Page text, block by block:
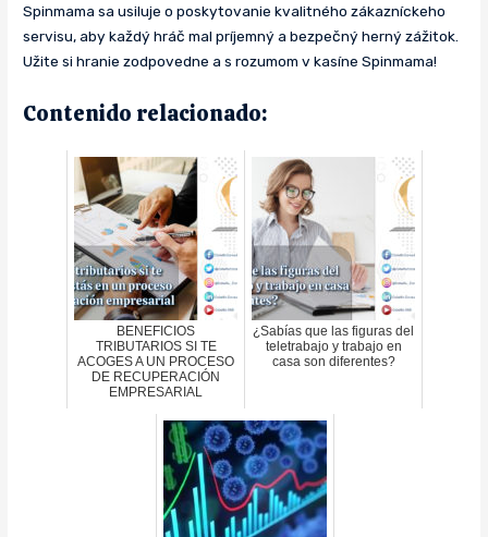
Spinmama sa usiluje o poskytovanie kvalitného zákazníckeho
servisu, aby každý hráč mal príjemný a bezpečný herný zážitok.
Užite si hranie zodpovedne a s rozumom v kasíne Spinmama!
Contenido relacionado:
BENEFICIOS
TRIBUTARIOS SI TE
ACOGES A UN PROCESO
DE RECUPERACIÓN
EMPRESARIAL
¿Sabías que las figuras del
teletrabajo y trabajo en
casa son diferentes?